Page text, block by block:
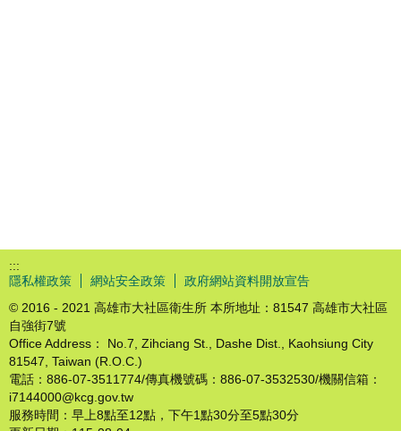
:::
隱私權政策
網站安全政策
政府網站資料開放宣告
© 2016 - 2021 高雄市大社區衛生所 本所地址：81547 高雄市大社區
自強街7號
Office Address： No.7, Zihciang St., Dashe Dist., Kaohsiung City
81547, Taiwan (R.O.C.)
電話：886-07-3511774/傳真機號碼：886-07-3532530/機關信箱：
i7144000@kcg.gov.tw
服務時間：早上8點至12點，下午1點30分至5點30分